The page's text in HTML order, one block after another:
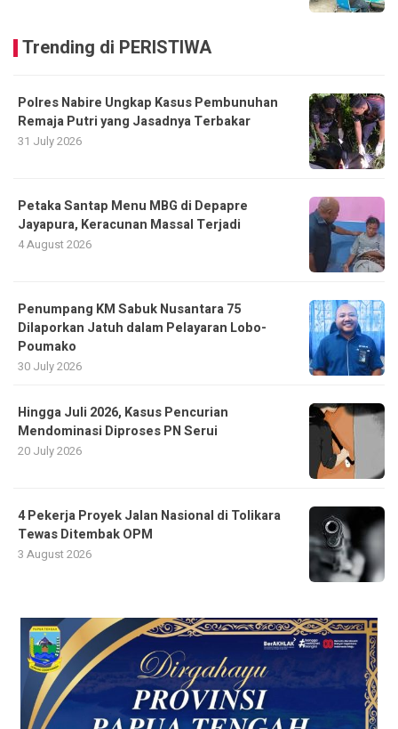
Trending di PERISTIWA
Polres Nabire Ungkap Kasus Pembunuhan
Remaja Putri yang Jasadnya Terbakar
31 July 2026
Petaka Santap Menu MBG di Depapre
Jayapura, Keracunan Massal Terjadi
4 August 2026
Penumpang KM Sabuk Nusantara 75
Dilaporkan Jatuh dalam Pelayaran Lobo-
Poumako
30 July 2026
Hingga Juli 2026, Kasus Pencurian
Mendominasi Diproses PN Serui
20 July 2026
4 Pekerja Proyek Jalan Nasional di Tolikara
Tewas Ditembak OPM
3 August 2026